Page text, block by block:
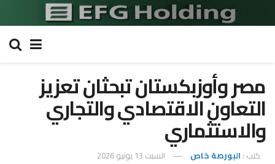
مصر وأوزبكستان تبحثان تعزيز
التعاون الاقتصادي والتجاري
والاستثماري
كتب : البورصة خاص السبت 13 يونيو 2026